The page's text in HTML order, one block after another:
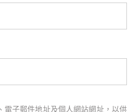
電子郵件地址及個人網站網址，以供